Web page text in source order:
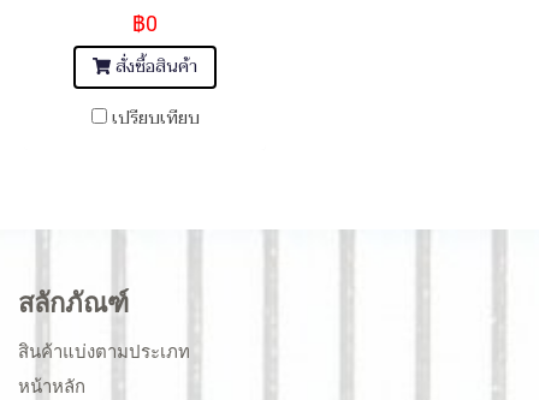
฿0
สั่งซื้อสินค้า
เปรียบเทียบ
สลักภัณฑ์
สินค้าแบ่งตามประเภท
หน้าหลัก